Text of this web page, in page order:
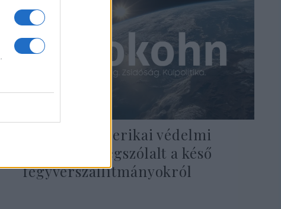
Izrael: Az amerikai védelmi
miniszter megszólalt a késő
fegyverszállítmányokról